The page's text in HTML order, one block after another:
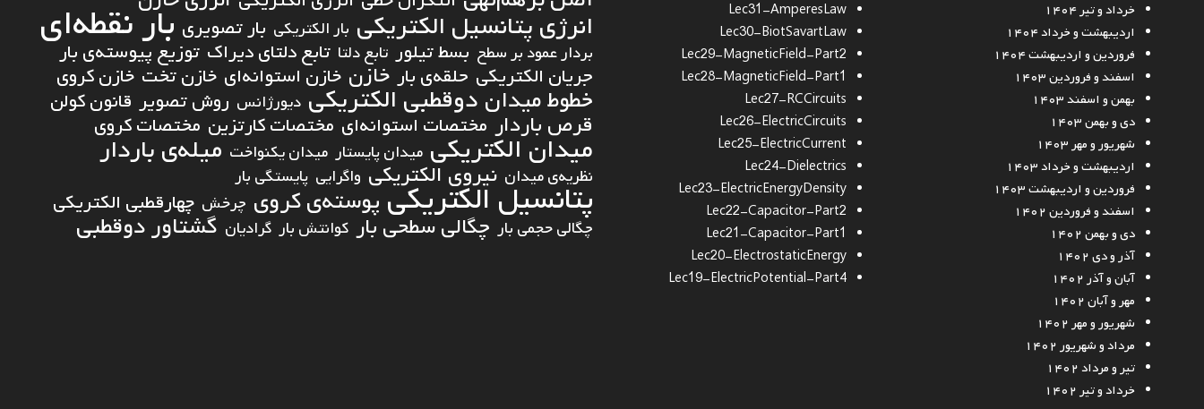
خرداد و تیر ۱۴۰۴
اردیبهشت و خرداد ۱۴۰۴
فروردین و اردیبهشت ۱۴۰۴
اسفند و فروردین ۱۴۰۳
بهمن و اسفند ۱۴۰۳
دی و بهمن ۱۴۰۳
شهریور و مهر ۱۴۰۳
اردیبهشت و خرداد ۱۴۰۳
فروردین و اردیبهشت ۱۴۰۳
اسفند و فروردین ۱۴۰۲
دی و بهمن ۱۴۰۲
آذر و دی ۱۴۰۲
آبان و آذر ۱۴۰۲
مهر و آبان ۱۴۰۲
شهریور و مهر ۱۴۰۲
مرداد و شهریور ۱۴۰۲
تیر و مرداد ۱۴۰۲
خرداد و تیر ۱۴۰۲
Lec31-AmperesLaw
Lec30-BiotSavartLaw
Lec29-MagneticField-Part2
Lec28-MagneticField-Part1
Lec27-RCCircuits
Lec26-ElectricCircuits
Lec25-ElectricCurrent
Lec24-Dielectrics
Lec23-ElectricEnergyDensity
Lec22-Capacitor-Part2
Lec21-Capacitor-Part1
Lec20-ElectrostaticEnergy
Lec19-ElectricPotential-Part4
انرژی پتانسیل الکتریکی بار الکتریکی بار تصویری بار نقطه‌ای
بردار عمود بر سطح بسط تیلور تابع دلتا تابع دلتای دیراک توزیع پیوسته‌ی بار
جریان الکتریکی حلقه‌ی بار خازن خازن استوانه‌ای خازن تخت خازن کروی
خطوط میدان دوقطبی الکتریکی دیورژانس روش تصویر قانون کولن
قرص باردار مختصات استوانه‌ای مختصات کارتزین مختصات کروی
میدان الکتریکی میدان پایستار میدان یکنواخت میله‌ی باردار
نظریه‌ی میدان نیروی الکتریکی واگرایی پایستگی بار پتانسیل الکتریکی پوسته‌ی کروی چرخش چهارقطبی الکتریکی
چگالی حجمی بار چگالی سطحی بار کوانتش بار گرادیان گشتاور دوقطبی